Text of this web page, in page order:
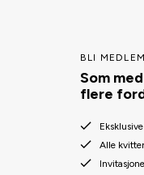
BLI MEDLEM
Som
flere
Alle